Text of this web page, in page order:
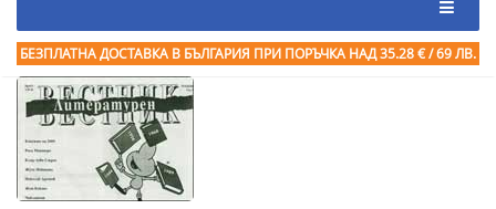
БЕЗПЛАТНА ДОСТАВКА В БЪЛГАРИЯ ПРИ ПОРЪЧКА НАД 35.28 € / 69 ЛВ.